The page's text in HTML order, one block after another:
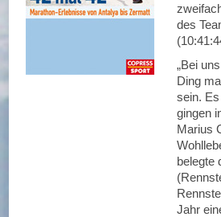
des
„Bei
Ding
sein.
gingen
Marius
belegte
Jahr